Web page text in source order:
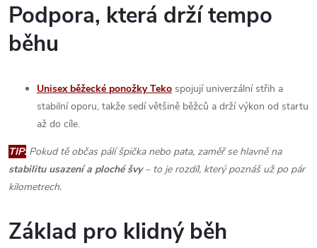
Podpora, která drží tempo
běhu
Unisex běžecké ponožky Teko spojují univerzální střih a
stabilní oporu, takže sedí většině běžců a drží výkon od startu
až do cíle.
TIP: Pokud tě občas pálí špička nebo pata, zaměř se hlavně na
stabilitu usazení a ploché švy– to je rozdíl, který poznáš už po pár
kilometrech.
Základ pro klidný běh